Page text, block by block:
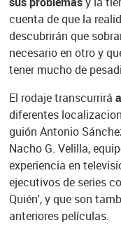
cuenta de que la
descubrirán que
necesario en otro y
tener mucho de
El rodaje transcurrirá
diferentes
guión Antonio
Nacho G. Velilla,
experiencia en
ejecutivos de series
Quién', y que son
anteriores películas.